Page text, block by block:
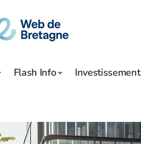
Flash Info Investissement